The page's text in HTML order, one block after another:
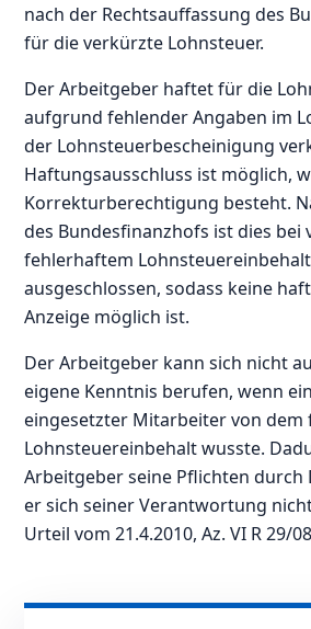
nach der Rechtsauffassung des
für die verkürzte Lohnsteuer.
Der Arbeitgeber haftet für die
aufgrund fehlender Angaben im
der Lohnsteuerbescheinigung
Haftungsausschluss ist möglich,
Korrekturberechtigung besteht.
des Bundesfinanzhofs ist dies bei
fehlerhaftem
ausgeschlossen, sodass keine
Anzeige möglich ist.
Der Arbeitgeber kann sich nicht
eigene Kenntnis berufen, wenn
eingesetzter Mitarbeiter von dem
Lohnsteuereinbehalt wusste.
Arbeitgeber seine Pflichten
er sich seiner Verantwortung
Urteil vom 21.4.2010, Az. VI R 29/